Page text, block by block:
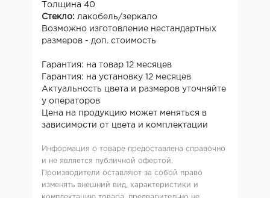
Толщина 40
Стекло: лакобель/зеркало
Возможно изготовление нестандартных
размеров - доп. стоимость
Гарантия: на товар 12 месяцев
Гарантия: на установку 12 месяцев
Актуальность цвета и размеров уточняйте
у операторов
Цена на продукцию может меняться в
зависимости от цвета и комплектации
Информация о товаре предоставлена справочно
и не является публичной офертой.
Производители оставляют за собой право
изменять внешний вид, характеристики и